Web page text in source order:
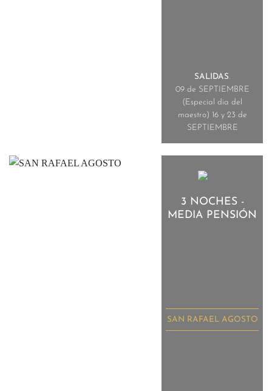
SALIDAS.
09 de SEPTIEMBRE
(Especial dia del
maestro) 16 y 23 de
SEPTIEMBRE
3 NOCHES -
MEDIA PENSIÓN
SAN RAFAEL AGOSTO